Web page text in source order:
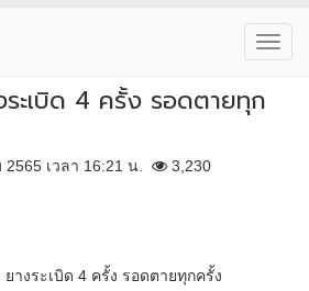
ะเบิด 4 ครั้ง รอดตายทุก
เวลา 16:21 น. 3,230